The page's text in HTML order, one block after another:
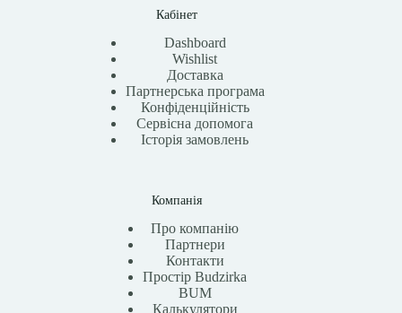
Кабінет
Dashboard
Wishlist
Доставка
Партнерська програма
Конфіденційність
Сервісна допомога
Історія замовлень
Компанія
Про компанію
Партнери
Контакти
Простір Budzirka
BUM
Калькулятори